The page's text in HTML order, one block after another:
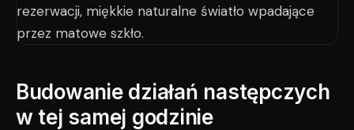
Budowanie działań następczych
w tej samej godzinie